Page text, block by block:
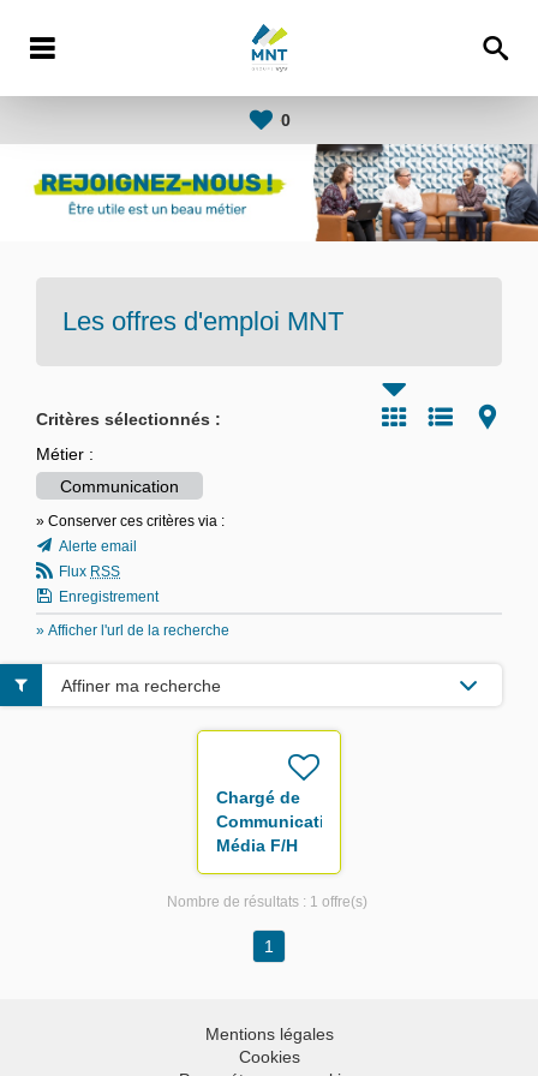
0
Les offres d'emploi MNT
Critères sélectionnés :
Métier :
Communication
» Conserver ces critères via :
Alerte email
Flux RSS
Enregistrement
» Afficher l'url de la recherche
Chargé de
Communication
Média F/H
Affiner ma recherche
Nombre de résultats : 1 offre(s)
1
Mentions légales
Cookies